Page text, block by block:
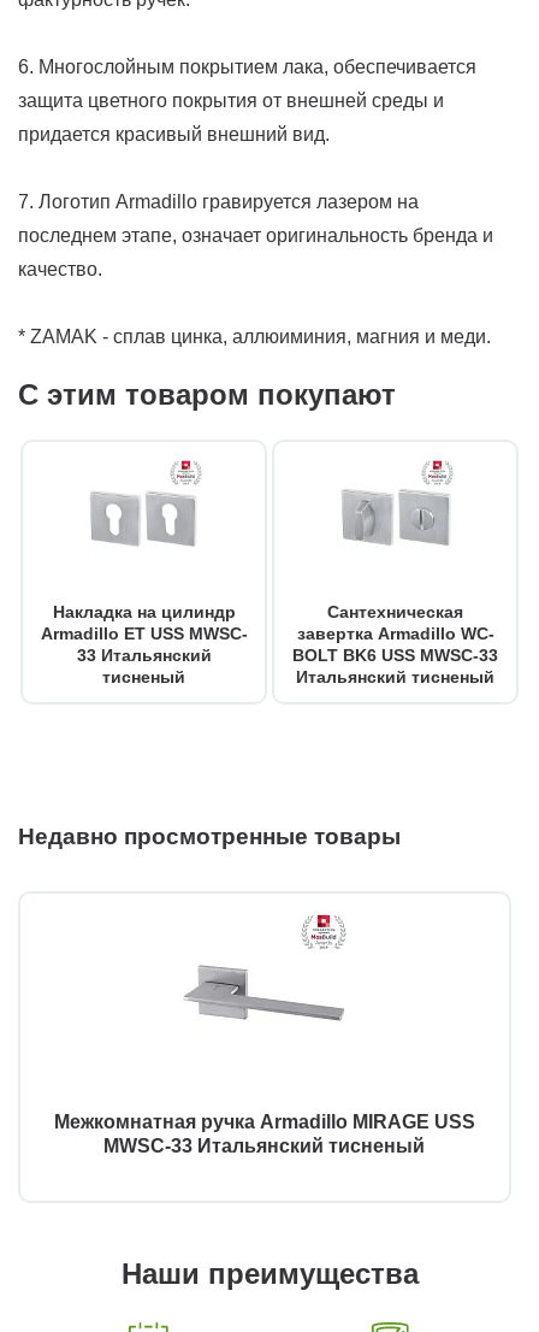
6. Многослойным покрытием лака, обеспечивается
защита цветного покрытия от внешней среды и
придается красивый внешний вид.
7. Логотип Armadillo гравируется лазером на
последнем этапе, означает оригинальность бренда и
качество.
* ZAMAK - сплав цинка, аллюиминия, магния и меди.
С этим товаром покупают
Накладка на цилиндр
Armadillo ET USS MWSC-
33 Итальянский
тисненый
Сантехническая
завертка Armadillo WC-
BOLT BK6 USS MWSC-33
Итальянский тисненый
Недавно просмотренные товары
Межкомнатная ручка Armadillo MIRAGE USS
MWSC-33 Итальянский тисненый
Наши преимущества